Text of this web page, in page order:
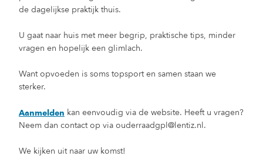
de dagelijkse praktijk thuis.
U gaat naar huis met meer begrip, praktische tips, minder
vragen en hopelijk een glimlach.
Want opvoeden is soms topsport en samen staan we
sterker.
Aanmelden kan eenvoudig via de website. Heeft u vragen?
Neem dan contact op via ouderraadgpl@lentiz.nl.
We kijken uit naar uw komst!